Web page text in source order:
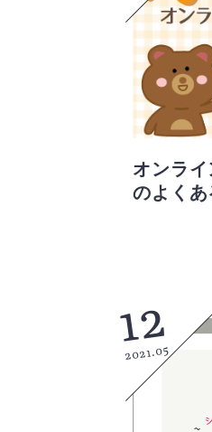
オンラ
のよく
12
2021.05